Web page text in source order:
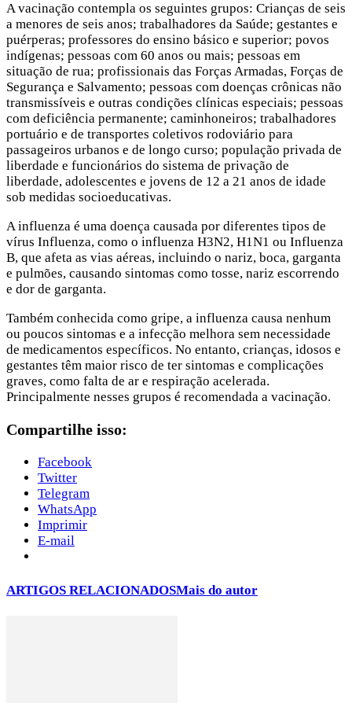
A vacinação contempla os seguintes grupos: Crianças de seis
a menores de seis anos; trabalhadores da Saúde; gestantes e
puérperas; professores do ensino básico e superior; povos
indígenas; pessoas com 60 anos ou mais; pessoas em
situação de rua; profissionais das Forças Armadas, Forças de
Segurança e Salvamento; pessoas com doenças crônicas não
transmissíveis e outras condições clínicas especiais; pessoas
com deficiência permanente; caminhoneiros; trabalhadores
portuário e de transportes coletivos rodoviário para
passageiros urbanos e de longo curso; população privada de
liberdade e funcionários do sistema de privação de
liberdade, adolescentes e jovens de 12 a 21 anos de idade
sob medidas socioeducativas.
A influenza é uma doença causada por diferentes tipos de
vírus Influenza, como o influenza H3N2, H1N1 ou Influenza
B, que afeta as vias aéreas, incluindo o nariz, boca, garganta
e pulmões, causando sintomas como tosse, nariz escorrendo
e dor de garganta.
Também conhecida como gripe, a influenza causa nenhum
ou poucos sintomas e a infecção melhora sem necessidade
de medicamentos específicos. No entanto, crianças, idosos e
gestantes têm maior risco de ter sintomas e complicações
graves, como falta de ar e respiração acelerada.
Principalmente nesses grupos é recomendada a vacinação.
Compartilhe isso:
Facebook
Twitter
Telegram
WhatsApp
Imprimir
E-mail
ARTIGOS RELACIONADOSMais do autor